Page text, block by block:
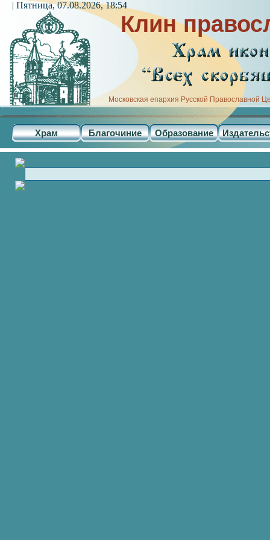
Клин
Московская епархия Русской Православной
Храм Благочиние Образование
| Пятница, 07.08.2026, 18:54